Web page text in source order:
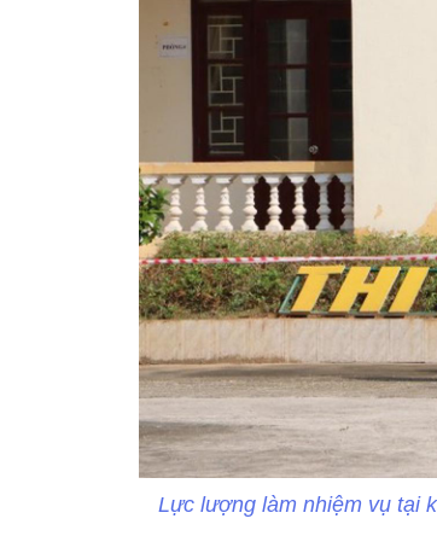
Lực lượng làm nhiệm vụ tại